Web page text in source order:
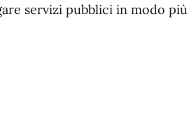
servizi pubblici in modo